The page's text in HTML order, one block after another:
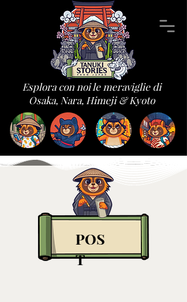
Esplora con noi le meraviglie di
Osaka, Nara, Himeji & Kyoto
POS
T